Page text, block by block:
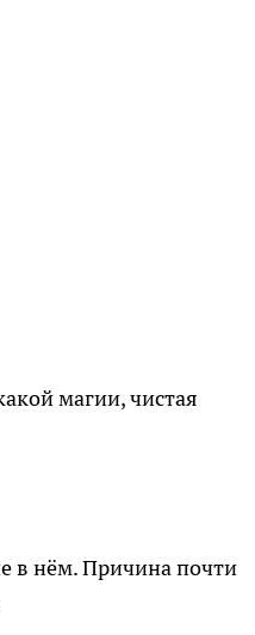
магии, чистая
в нём. Причина почти